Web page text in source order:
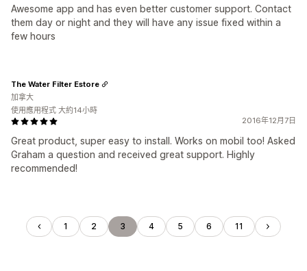
Awesome app and has even better customer support. Contact
them day or night and they will have any issue fixed within a
few hours
2016年12月7日
Great product, super easy to install. Works on mobil too! Asked
Graham a question and received great support. Highly
recommended!
The Water Filter Estore
加拿大
使用應用程式 大約14小時
1 2 3 4 5 6 11